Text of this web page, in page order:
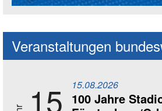
Veranstaltungen
15 15.08.2026
100 Jahre